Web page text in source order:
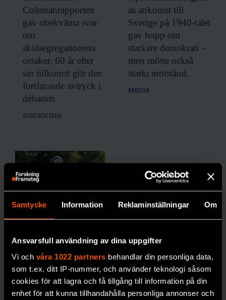
Samtycke Information Reklaminställningar Om
Ansvarsfull användning av dina uppgifter
Vi och våra 1022 partners behandlar din personliga data,
som t.ex. ditt IP-nummer, och använder teknologi såsom
cookies för att lagra och få tillgång till information på din
enhet för att kunna tillhandahålla personliga annonser och
Colemanrapporten
gav obekväma svar
om
skolsegregationens
orsaker. 60 år efter
sin tillkomst gör den
fortfarande avtryck i
debatten.
SOCIOLOGI
as ankomst till
Sverige på 1940-talet
gav hopp om
starkare demokrati –
men mötte också
starkt motstånd.
MEDIA
”Förbjud alla
religiösa
symboler –
inte bara
muslimska”
Sverige har gett